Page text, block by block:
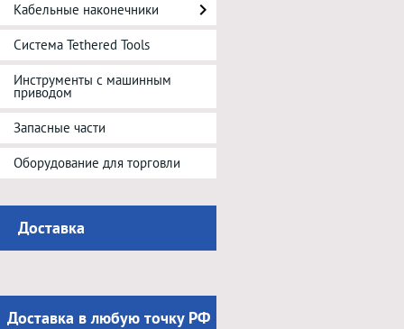
Кабельные наконечники
Система Tethered Tools
Инструменты с машинным
приводом
Запасные части
Оборудование для торговли
Доставка
Доставка в любую точку РФ